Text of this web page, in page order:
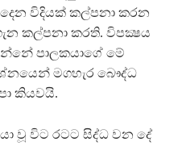
විදියක් කල්පනා කරන
කල්පනා කරති. විපක්‍ෂය
පාලකයාගේ මේ
මගහැර බෞද්ධ
කියවයි.
වූ විට රටට සිද්ධ වන දේ